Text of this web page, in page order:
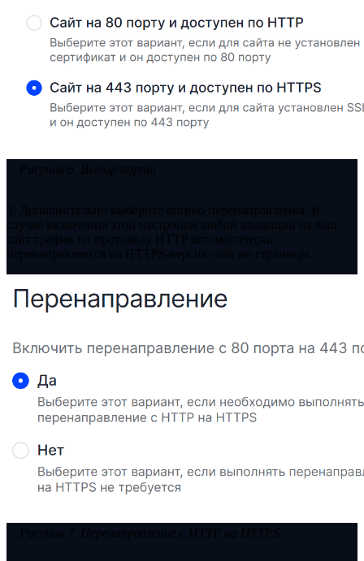
Рисунок 6. Выбор порта
3. Дополнительно выберите опцию перенаправления. В
случае включения этой настройки любой входящий на ваш
сайт трафик по протоколу HTTP автоматически
перенаправляется на HTTPS-версию той же страницы.
Рисунок 7. Перенаправление с HTTP на HTTPS